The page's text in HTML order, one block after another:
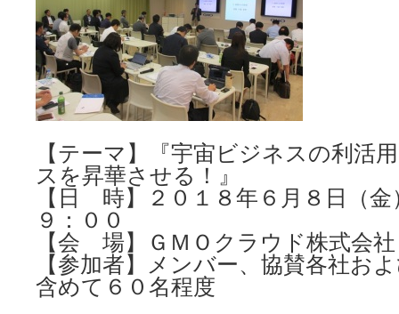
【テーマ】『宇宙ビジネスの利活
スを昇華させる！』
【日 時】２０１８年６月８日（金
９：００
【会 場】ＧＭＯクラウド株式会
【参加者】メンバー、協賛各社お
含めて６０名程度